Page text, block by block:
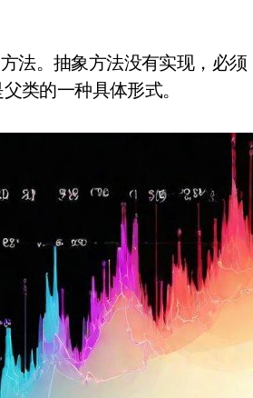
法。抽象方法没有实现，必须
类的一种具体形式。